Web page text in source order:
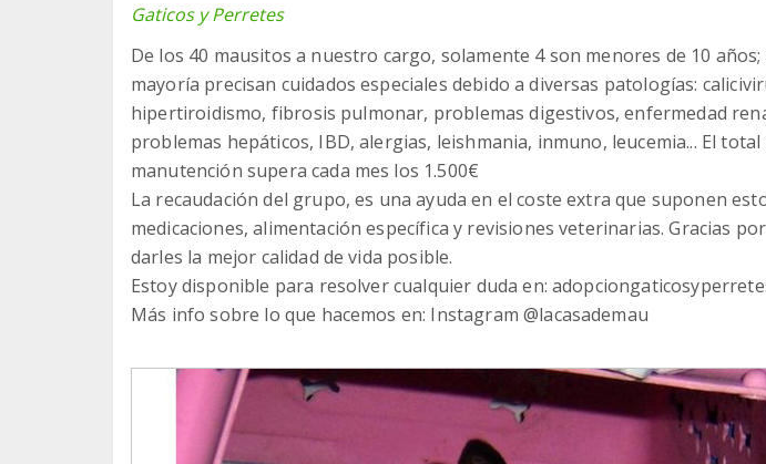
Gaticos y Perretes
De los 40 mausitos a nuestro cargo, solamente 4 son menores de 10
mayoría precisan cuidados especiales debido a diversas patologías:
hipertiroidismo, fibrosis pulmonar, problemas digestivos, enfermedad
problemas hepáticos, IBD, alergias, leishmania, inmuno, leucemia... El
manutención supera cada mes los 1.500€
La recaudación del grupo, es una ayuda en el coste extra que suponen
medicaciones, alimentación específica y revisiones veterinarias. Gracias
darles la mejor calidad de vida posible.
Estoy disponible para resolver cualquier duda en:
Más info sobre lo que hacemos en: Instagram @lacasademau